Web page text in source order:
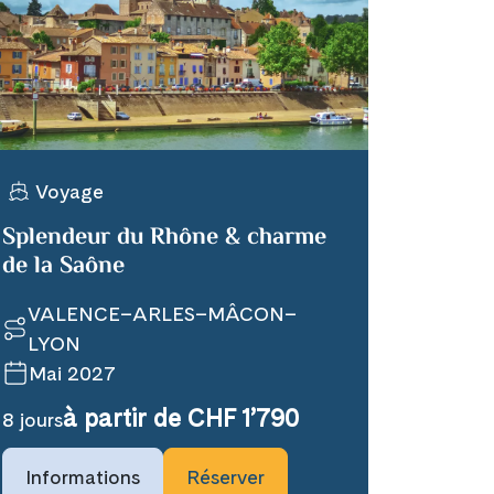
Voyage
Splendeur du Rhône & charme
de la Saône
VALENCE–ARLES–MÂCON–
LYON
Mai 2027
8 joursà partir de CHF 1’790
Informations Réserver